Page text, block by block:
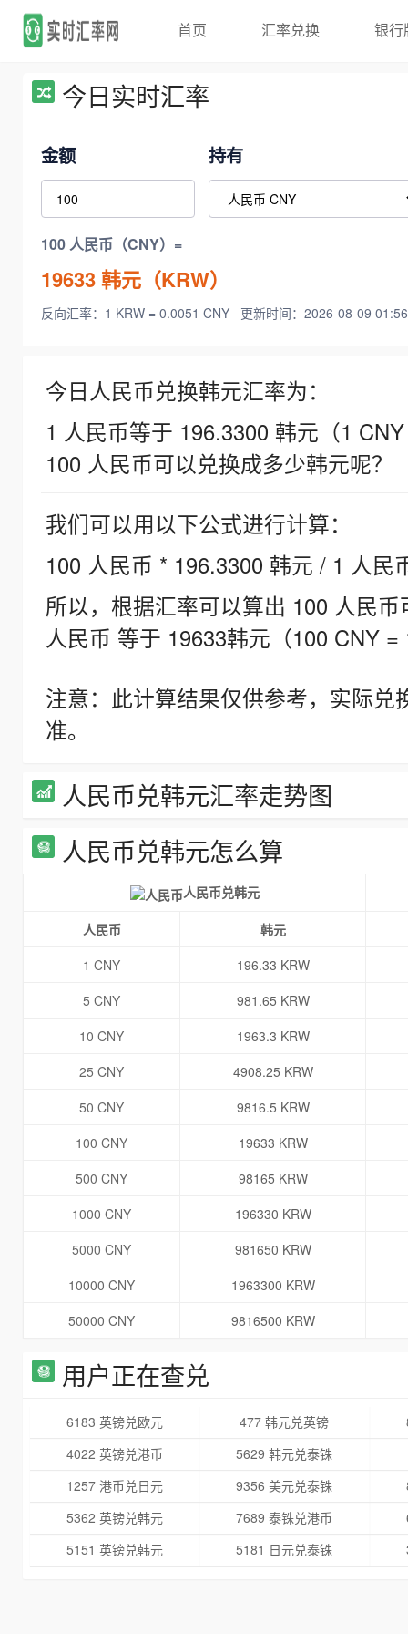
首页 汇率兑换 银行
今日实时汇率
金额 持有
100 人民币（CNY）=
19633韩元（KRW）
反向汇率：1 KRW = 0.0051 CNY 更新时间：2026-08-09
今日人民币兑换韩元汇率为：
1 人民币等于 196.3300 韩元（1
100 人民币可以兑换成多少韩元呢？
我们可以用以下公式进行计算：
100 人民币 * 196.3300 韩元 / 1 人民
所以，根据汇率可以算出 100 人民
人民币 等于 19633韩元（100 CNY =
注意：此计算结果仅供参考，实际
准。
人民币兑韩元汇率走势图
人民币兑韩元怎么算
人民币兑韩元
人民币
韩元
1 CNY
196.33 KRW
5 CNY
981.65 KRW
10 CNY
1963.3 KRW
25 CNY
4908.25 KRW
50 CNY
9816.5 KRW
100 CNY
19633 KRW
500 CNY
98165 KRW
1000 CNY
196330 KRW
5000 CNY
981650 KRW
10000 CNY
1963300 KRW
50000 CNY
9816500 KRW
用户正在查兑
6183 英镑兑欧元 477 韩元兑英镑
4022 英镑兑港币
5629 韩元兑泰铢
1257 港币兑日元
9356 美元兑泰铢
5362 英镑兑韩元
7689 泰铢兑港币
5151 英镑兑韩元
5181 日元兑泰铢